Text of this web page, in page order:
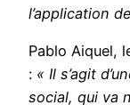
l’application
Pablo Aiquel,
: « Il s’agit
social, qui va